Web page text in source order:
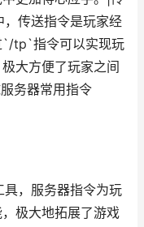
，传送指令是玩家经
`/tp`指令可以实现玩
大方便了玩家之间
务器常用指令
具，服务器指令为玩
极大地拓展了游戏